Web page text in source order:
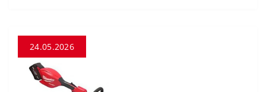
24.05.2026